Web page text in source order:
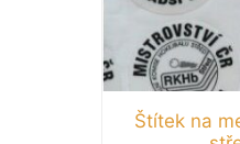
Štítek na